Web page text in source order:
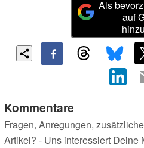
Als
auf
Kommentare
Fragen, Anregungen,
Artikel? - Uns interessiert Deine